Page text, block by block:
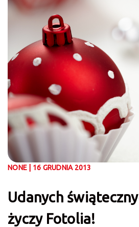
NONE | 16 GRUDNIA 2013
Udanych
życzy Fotolia!